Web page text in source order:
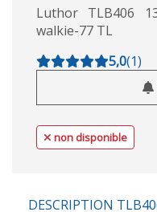
Luthor TLB406
walkie-77 TL
5,0(1)
non disponible
DESCRIPTION